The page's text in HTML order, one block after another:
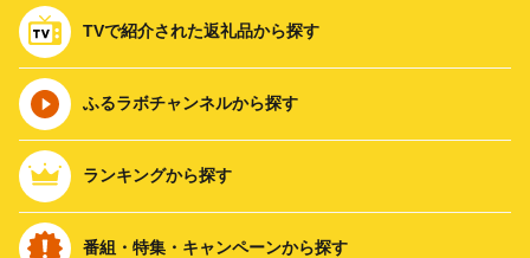
TVで紹介された返礼品から探す
ふるラボチャンネルから探す
ランキングから探す
番組・特集・キャンペーンから探す